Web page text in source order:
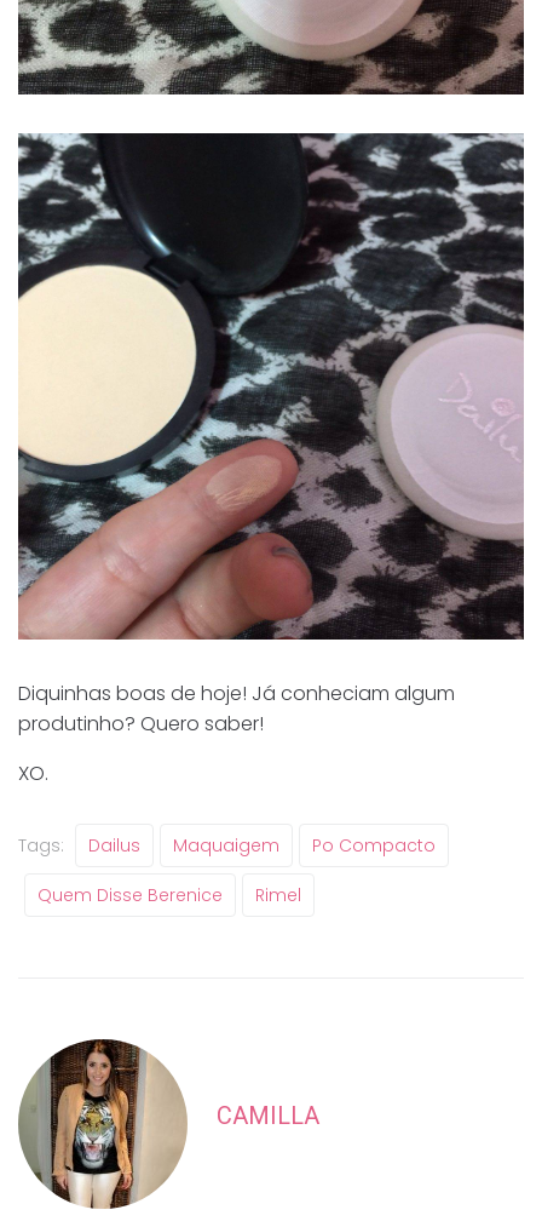
Diquinhas boas de hoje! Já conheciam algum
produtinho? Quero saber!
XO.
Tags: Dailus Maquaigem Po Compacto
Quem Disse Berenice Rimel
CAMILLA